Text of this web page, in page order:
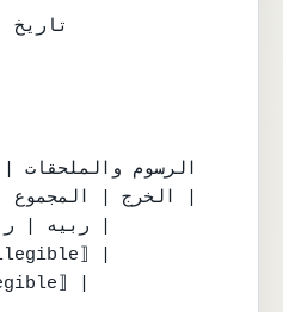
الخرج | المجموع
|
|